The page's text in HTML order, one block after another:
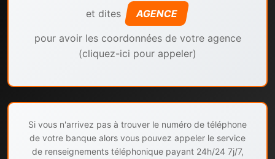
et dites AGENCE
pour avoir les coordonnées de votre agence
(cliquez-ici pour appeler)
Si vous n'arrivez pas à trouver le numéro de téléphone
de votre banque alors vous pouvez appeler le service
de renseignements téléphonique payant 24h/24 7j/7,